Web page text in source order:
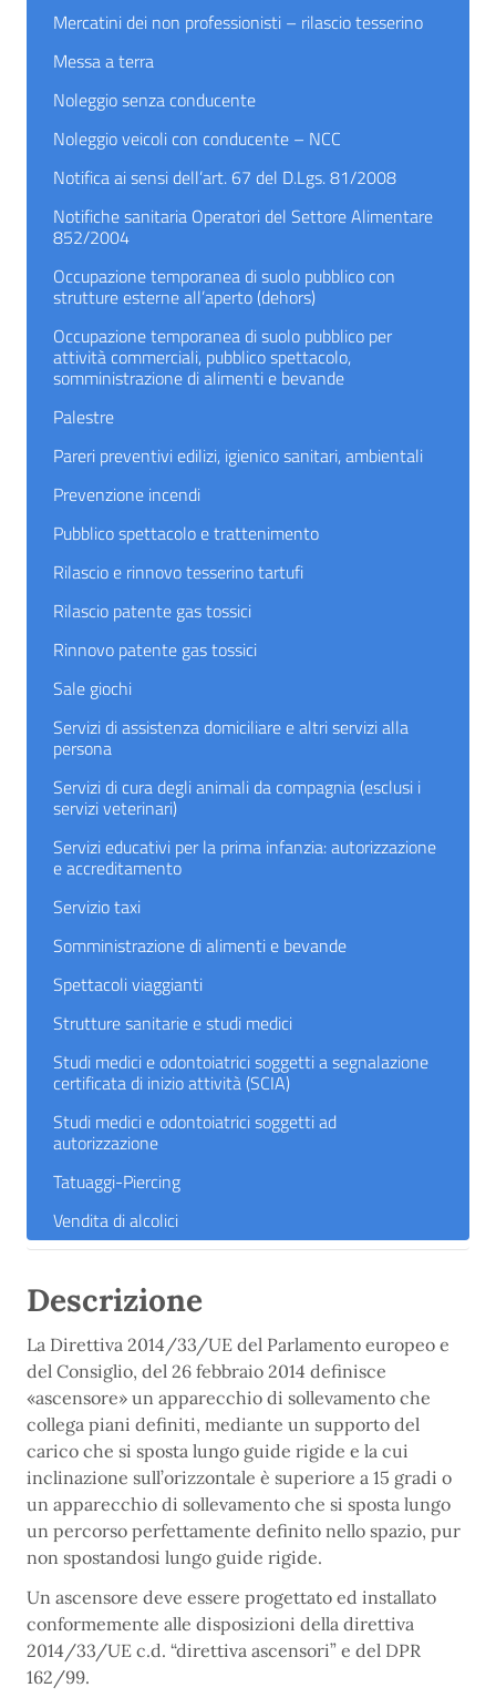
Mercatini dei non professionisti – rilascio tesserino
Messa a terra
Noleggio senza conducente
Noleggio veicoli con conducente – NCC
Notifica ai sensi dell’art. 67 del D.Lgs. 81/2008
Notifiche sanitaria Operatori del Settore Alimentare
852/2004
Occupazione temporanea di suolo pubblico con
strutture esterne all’aperto (dehors)
Occupazione temporanea di suolo pubblico per
attività commerciali, pubblico spettacolo,
somministrazione di alimenti e bevande
Palestre
Pareri preventivi edilizi, igienico sanitari, ambientali
Prevenzione incendi
Pubblico spettacolo e trattenimento
Rilascio e rinnovo tesserino tartufi
Rilascio patente gas tossici
Rinnovo patente gas tossici
Sale giochi
Servizi di assistenza domiciliare e altri servizi alla
persona
Servizi di cura degli animali da compagnia (esclusi i
servizi veterinari)
Servizi educativi per la prima infanzia: autorizzazione
e accreditamento
Servizio taxi
Somministrazione di alimenti e bevande
Spettacoli viaggianti
Strutture sanitarie e studi medici
Studi medici e odontoiatrici soggetti a segnalazione
certificata di inizio attività (SCIA)
Studi medici e odontoiatrici soggetti ad
autorizzazione
Tatuaggi-Piercing
Vendita di alcolici
Descrizione
La Direttiva 2014/33/UE del Parlamento europeo e
del Consiglio, del 26 febbraio 2014 definisce
«ascensore» un apparecchio di sollevamento che
collega piani definiti, mediante un supporto del
carico che si sposta lungo guide rigide e la cui
inclinazione sull’orizzontale è superiore a 15 gradi o
un apparecchio di sollevamento che si sposta lungo
un percorso perfettamente definito nello spazio, pur
non spostandosi lungo guide rigide.
Un ascensore deve essere progettato ed installato
conformemente alle disposizioni della direttiva
2014/33/UE c.d. “direttiva ascensori” e del DPR
162/99.